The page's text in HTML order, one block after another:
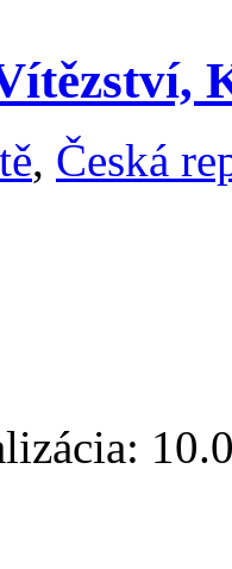
, Česká